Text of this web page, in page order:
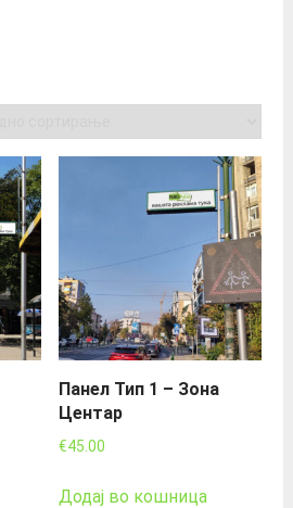
Панел Тип 1 – Зона
Центар
€45.00
Додај во кошница